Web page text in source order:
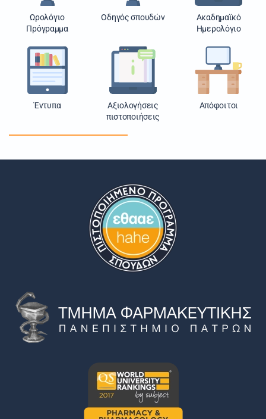
Ωρολόγιο
Πρόγραμμα
Οδηγός σπουδών
Ακαδημαϊκό
Ημερολόγιο
Έντυπα
Αξιολογήσεις
πιστοποιήσεις
Απόφοιτοι